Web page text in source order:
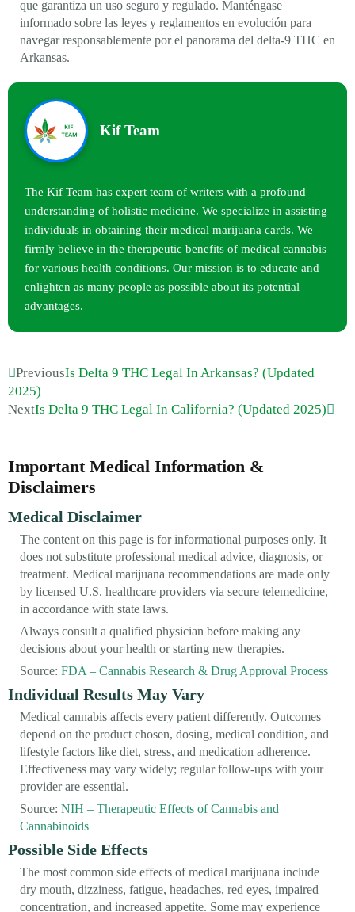
que garantiza un uso seguro y regulado. Manténgase
informado sobre las leyes y reglamentos en evolución para
navegar responsablemente por el panorama del delta-9 THC en
Arkansas.
Kif Team
The Kif Team has expert team of writers with a profound
understanding of holistic medicine. We specialize in assisting
individuals in obtaining their medical marijuana cards. We
firmly believe in the therapeutic benefits of medical cannabis
for various health conditions. Our mission is to educate and
enlighten as many people as possible about its potential
advantages.
PreviousIs Delta 9 THC Legal In Arkansas? (Updated
2025)
NextIs Delta 9 THC Legal In California? (Updated 2025)
Important Medical Information &
Disclaimers
Medical Disclaimer
The content on this page is for informational purposes only. It
does not substitute professional medical advice, diagnosis, or
treatment. Medical marijuana recommendations are made only
by licensed U.S. healthcare providers via secure telemedicine,
in accordance with state laws.
Always consult a qualified physician before making any
decisions about your health or starting new therapies.
Source: FDA – Cannabis Research & Drug Approval Process
Individual Results May Vary
Medical cannabis affects every patient differently. Outcomes
depend on the product chosen, dosing, medical condition, and
lifestyle factors like diet, stress, and medication adherence.
Effectiveness may vary widely; regular follow-ups with your
provider are essential.
Source: NIH – Therapeutic Effects of Cannabis and
Cannabinoids
Possible Side Effects
The most common side effects of medical marijuana include
dry mouth, dizziness, fatigue, headaches, red eyes, impaired
concentration, and increased appetite. Some may experience